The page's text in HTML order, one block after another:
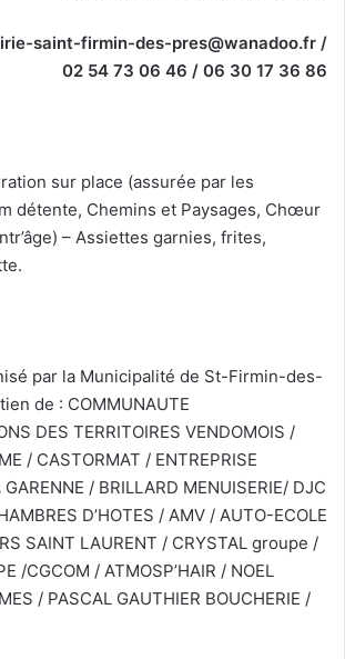
saint-firmin-des-pres@wanadoo.fr /
02 54 73 06 46 / 06 30 17 36 86
sur place (assurée par les
détente, Chemins et Paysages, Chœur
– Assiettes garnies, frites,
par la Municipalité de St-Firmin-des-
de : COMMUNAUTE
DES TERRITOIRES VENDOMOIS /
/ CASTORMAT / ENTREPRISE
/ BRILLARD MENUISERIE/ DJC
D’HOTES / AMV / AUTO-ECOLE
SAINT LAURENT / CRYSTAL groupe /
/CGCOM / ATMOSP’HAIR / NOEL
/ PASCAL GAUTHIER BOUCHERIE /